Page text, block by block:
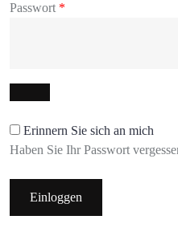
Passwort *
Erinnern Sie sich an mich
Haben Sie Ihr Passwort
Einloggen